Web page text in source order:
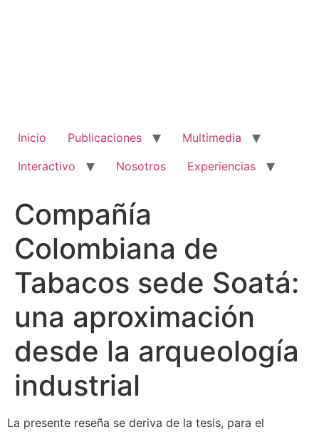
Inicio Publicaciones
Multimedia
Interactivo
Nosotros Experiencias
Compañía
Colombiana de
Tabacos sede Soatá:
una aproximación
desde la arqueología
industrial
La presente reseña se deriva de la tesis, para el